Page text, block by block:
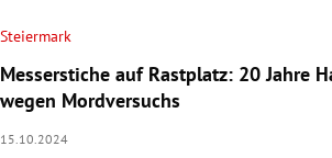
Steiermark
Messerstiche auf Rastplatz: 20 Jahre
wegen Mordversuchs
15.10.2024